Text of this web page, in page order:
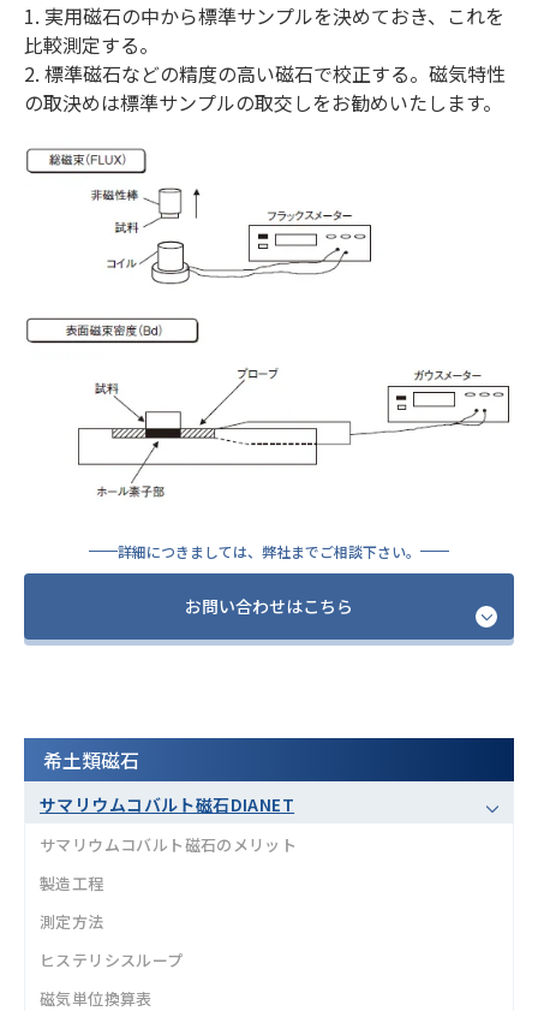
1. 実用磁石の中から標準サンプルを決めておき、これを
比較測定する。
2. 標準磁石などの精度の高い磁石で校正する。磁気特性
の取決めは標準サンプルの取交しをお勧めいたします。
詳細につきましては、弊社までご相談下さい。
お問い合わせはこちら
希土類磁石
サマリウムコバルト磁石DIANET
サマリウムコバルト磁石のメリット
製造工程
測定方法
ヒステリシスループ
磁気単位換算表